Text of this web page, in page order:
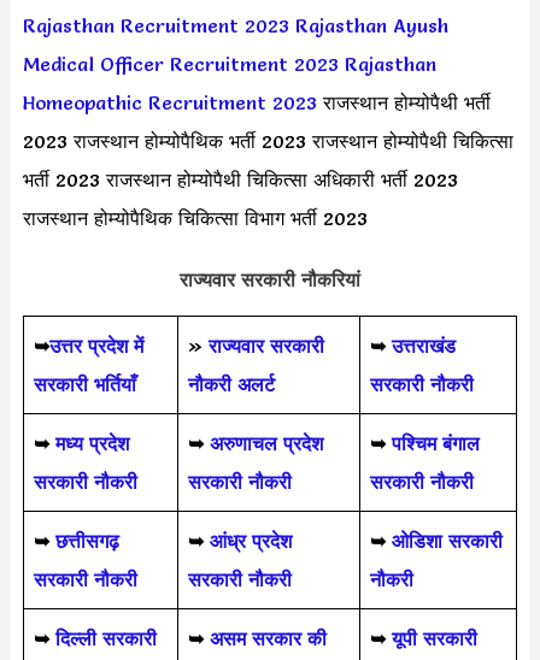
Rajasthan Recruitment 2023 Rajasthan Ayush
Medical Officer Recruitment 2023 Rajasthan
Homeopathic Recruitment 2023 राजस्थान होम्योपैथी भर्ती
2023 राजस्थान होम्योपैथिक भर्ती 2023 राजस्थान होम्योपैथी चिकित्सा
भर्ती 2023 राजस्थान होम्योपैथी चिकित्सा अधिकारी भर्ती 2023
राजस्थान होम्योपैथिक चिकित्सा विभाग भर्ती 2023
राज्यवार सरकारी नौकरियां
➥उत्तर प्रदेश में
सरकारी भर्तियाँ
»राज्यवार सरकारी
नौकरी अलर्ट
➥ उत्तराखंड
सरकारी नौकरी
➥ मध्य प्रदेश
सरकारी नौकरी
➥ अरुणाचल प्रदेश
सरकारी नौकरी
➥ पश्चिम बंगाल
सरकारी नौकरी
➥ छत्तीसगढ़
सरकारी नौकरी
➥ आंध्र प्रदेश
सरकारी नौकरी
➥ ओडिशा सरकारी
नौकरी
➥ दिल्ली सरकारी
➥ असम सरकार की
➥ यूपी सरकारी